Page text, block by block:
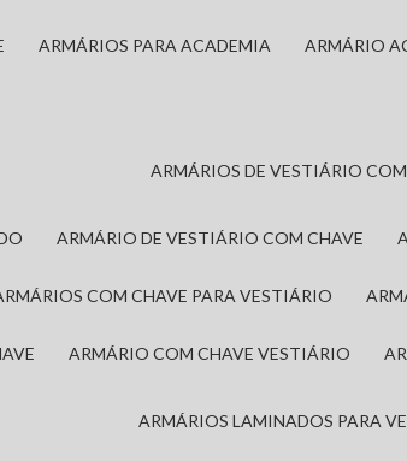
ARMÁRIOS PARA ACADEMIA ARMÁRIO
ARMÁRIOS DE VESTIÁRIO
ARMÁRIO DE VESTIÁRIO COM CHAVE
ARMÁRIOS COM CHAVE PARA VESTIÁRIO
ARMÁRIO COM CHAVE VESTIÁRIO
ARMÁRIOS LAMINADOS PARA